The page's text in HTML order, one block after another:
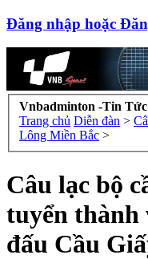
Đăng nhập hoặc
Vnbadminton -Tin
Trang chủ Diễn đàn >
Lông Miền Bắc >
Câu lạc bộ
tuyển thành
đấu Cầu